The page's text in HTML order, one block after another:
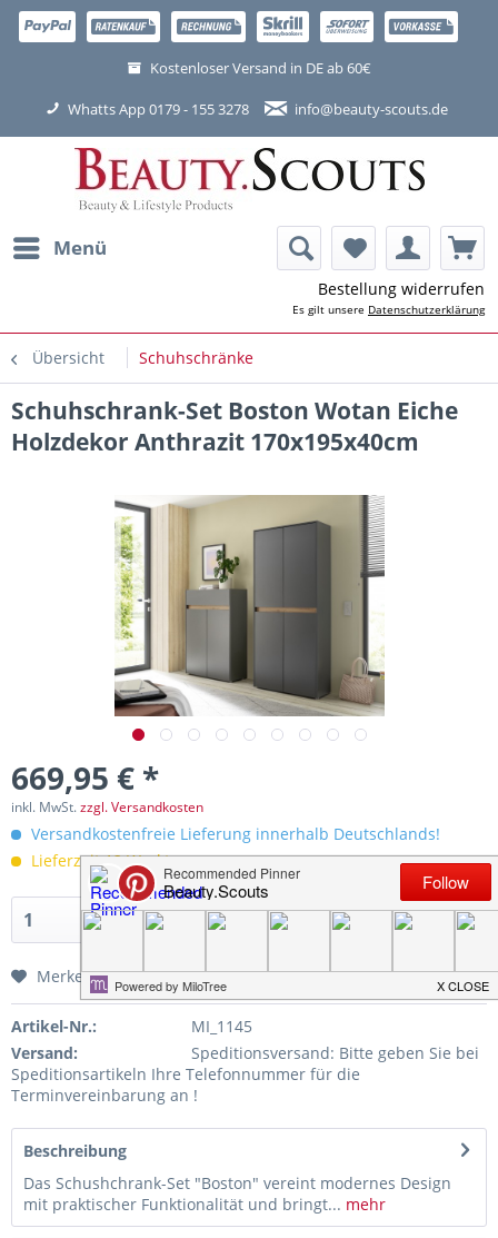
Kostenloser Versand in DE ab 60€
Whatts App 0179 - 155 3278 info@beauty-scouts.de
Menü
Bestellung widerrufen
Es gilt unsere Datenschutzerklärung
Übersicht Schuhschränke
Schuhschrank-Set Boston Wotan Eiche
Holzdekor Anthrazit 170x195x40cm
669,95 € *
inkl. MwSt.zzgl. Versandkosten
Versandkostenfreie Lieferung innerhalb Deutschlands!
Lieferzeit 12 Werktage
In denWarenkorb
Merken Bewerten Empfehlen
Artikel-Nr.:
MI_1145
Versand:
Speditionsversand: Bitte geben Sie bei
Speditionsartikeln Ihre Telefonnummer für die
Terminvereinbarung an !
Beschreibung
Das Schushchrank-Set "Boston" vereint modernes Design
mit praktischer Funktionalität und bringt... mehr